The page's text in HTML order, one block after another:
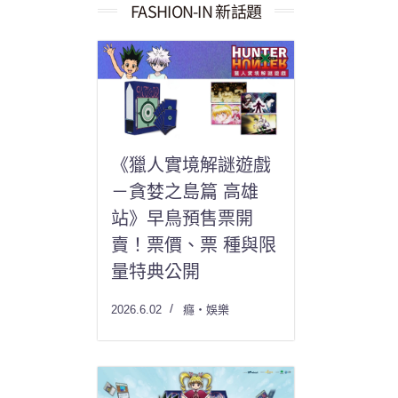
果： FASHION-IN 新話題
《獵人實境解謎遊戲
－貪婪之島篇 高雄
站》早鳥預售票開
賣！票價、票 種與限
量特典公開
2026.6.02 癮・娛樂